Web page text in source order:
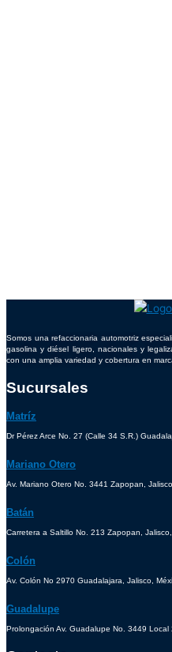
Somos una refaccionaria automotriz
gasolina y diésel ligero, nacionales y
con una amplia variedad y cobertura en
Sucursales
Matríz
Dr Pérez Arce No. 27 (Calle 34 S.R.)
Mariano Otero
Av. Mariano Otero No. 3441 Zapopan,
Batán
Carretera a Saltillo No. 213 Zapopan, Jalisco,
Colón
Av. Colón No 2970 Guadalajara, Jalisco,
Guadalupe
Prolongación Av. Guadalupe No. 3449 Local